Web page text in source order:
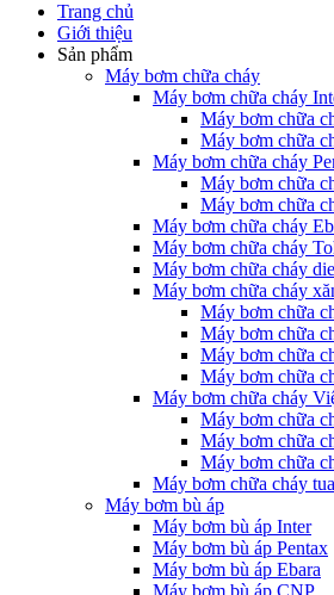
Trang chủ
Giới thiệu
Sản phẩm
Máy bơm chữa cháy
Máy bơm chữa cháy
Máy bơm chữa
Máy bơm chữa
Máy bơm chữa cháy
Máy bơm chữa
Máy bơm chữa
Máy bơm chữa cháy
Máy bơm chữa cháy
Máy bơm chữa cháy
Máy bơm chữa cháy
Máy bơm chữa
Máy bơm chữa
Máy bơm chữa
Máy bơm chữa
Máy bơm chữa cháy
Máy bơm chữa
Máy bơm chữa
Máy bơm chữa
Máy bơm chữa cháy
Máy bơm bù áp
Máy bơm bù áp Inter
Máy bơm bù áp Pentax
Máy bơm bù áp Ebara